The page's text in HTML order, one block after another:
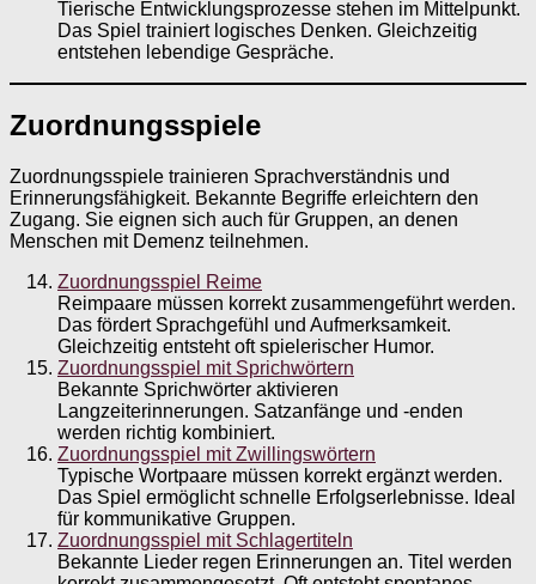
Tierische Entwicklungsprozesse stehen im Mittelpunkt.
Das Spiel trainiert logisches Denken. Gleichzeitig
entstehen lebendige Gespräche.
Zuordnungsspiele
Zuordnungsspiele trainieren Sprachverständnis und
Erinnerungsfähigkeit. Bekannte Begriffe erleichtern den
Zugang. Sie eignen sich auch für Gruppen, an denen
Menschen mit Demenz teilnehmen.
Zuordnungsspiel Reime
Reimpaare müssen korrekt zusammengeführt werden.
Das fördert Sprachgefühl und Aufmerksamkeit.
Gleichzeitig entsteht oft spielerischer Humor.
Zuordnungsspiel mit Sprichwörtern
Bekannte Sprichwörter aktivieren
Langzeiterinnerungen. Satzanfänge und -enden
werden richtig kombiniert.
Zuordnungsspiel mit Zwillingswörtern
Typische Wortpaare müssen korrekt ergänzt werden.
Das Spiel ermöglicht schnelle Erfolgserlebnisse. Ideal
für kommunikative Gruppen.
Zuordnungsspiel mit Schlagertiteln
Bekannte Lieder regen Erinnerungen an. Titel werden